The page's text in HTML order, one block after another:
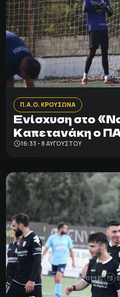
Π.Α.Ο. ΚΡΟΥΣΩΝΑ
Ενίσχυση στο
Καπετανάκη ο
16:33 - 8 ΑΥΓΟΎΣΤΟΥ